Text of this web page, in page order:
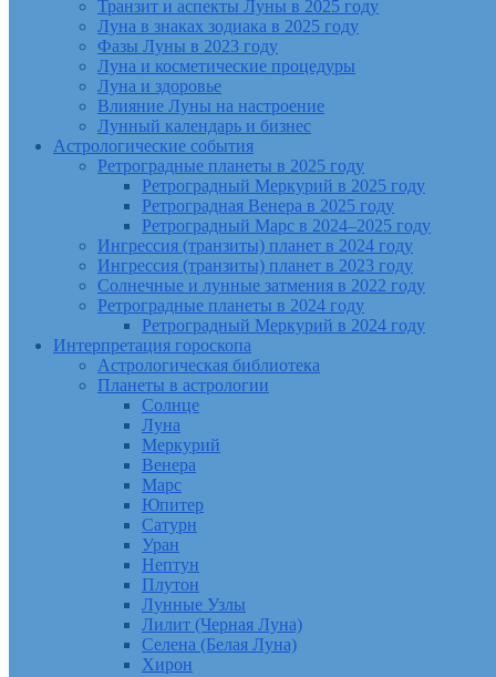
Транзит и аспекты Луны в 2025 году
Луна в знаках зодиака в 2025 году
Фазы Луны в 2023 году
Луна и косметические процедуры
Луна и здоровье
Влияние Луны на настроение
Лунный календарь и бизнес
Астрологические события
Ретроградные планеты в 2025 году
Ретроградный Меркурий в 2025 году
Ретроградная Венера в 2025 году
Ретроградный Марс в 2024–2025 году
Ингрессия (транзиты) планет в 2024 году
Ингрессия (транзиты) планет в 2023 году
Солнечные и лунные затмения в 2022 году
Ретроградные планеты в 2024 году
Ретроградный Меркурий в 2024 году
Интерпретация гороскопа
Астрологическая библиотека
Планеты в астрологии
Солнце
Луна
Меркурий
Венера
Марс
Юпитер
Сатурн
Уран
Нептун
Плутон
Лунные Узлы
Лилит (Черная Луна)
Селена (Белая Луна)
Хирон